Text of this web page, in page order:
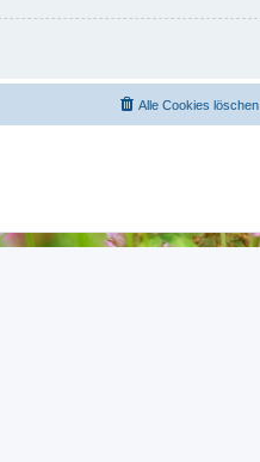
Alle Cookies löschen